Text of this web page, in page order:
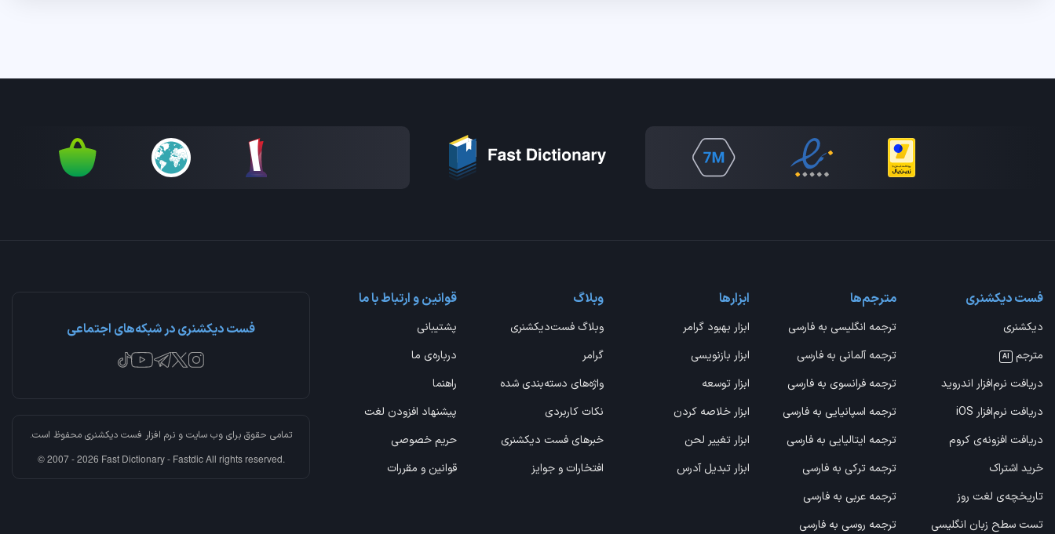
فست دیکشنری
دیکشنری
مترجم
AI
دریافت نرم‌افزار اندروید
دریافت نرم‌افزار iOS
دریافت افزونه‌ی کروم
خرید اشتراک
تاریخچه‌ی لغت روز
تست سطح زبان انگلیسی
مترجم‌ها
ترجمه انگلیسی به فارسی
ترجمه آلمانی به فارسی
ترجمه فرانسوی به فارسی
ترجمه اسپانیایی به فارسی
ترجمه ایتالیایی به فارسی
ترجمه ترکی به فارسی
ترجمه عربی به فارسی
ترجمه روسی به فارسی
ابزارها
ابزار بهبود گرامر
ابزار بازنویسی
ابزار توسعه
ابزار خلاصه کردن
ابزار تغییر لحن
ابزار تبدیل آدرس
وبلاگ
وبلاگ فست‌دیکشنری
گرامر
واژه‌های دسته‌بندی شده
نکات کاربردی
خبرهای فست دیکشنری
افتخارات و جوایز
قوانین و ارتباط با ما
پشتیبانی
درباره‌ی ما
راهنما
پیشنهاد افزودن لغت
حریم خصوصی
قوانین و مقررات
فست دیکشنری در شبکه‌های اجتماعی
تمامی حقوق برای وب سایت و نرم افزار فست دیکشنریمحفوظ است.
© 2007 - 2026 Fast Dictionary - Fastdic All rights reserved.